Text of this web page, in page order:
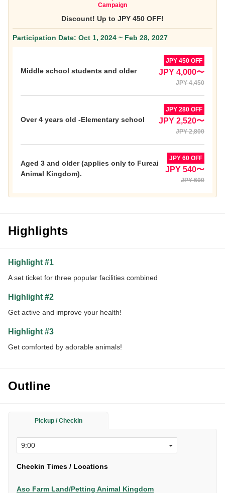
Campaign
Discount! Up to JPY 450 OFF!
Participation Date: Oct 1, 2024 ~ Feb 28, 2027
Middle school students and older
JPY 450 OFF
JPY 4,000〜
JPY 4,450
Over 4 years old -Elementary school
JPY 280 OFF
JPY 2,520〜
JPY 2,800
Aged 3 and older (applies only to Fureai
Animal Kingdom).
JPY 60 OFF
JPY 540〜
JPY 600
Highlights
Highlight #1
A set ticket for three popular facilities combined
Highlight #2
Get active and improve your health!
Highlight #3
Get comforted by adorable animals!
Outline
Pickup / Checkin
Checkin Times / Locations
Aso Farm Land/Petting Animal Kingdom